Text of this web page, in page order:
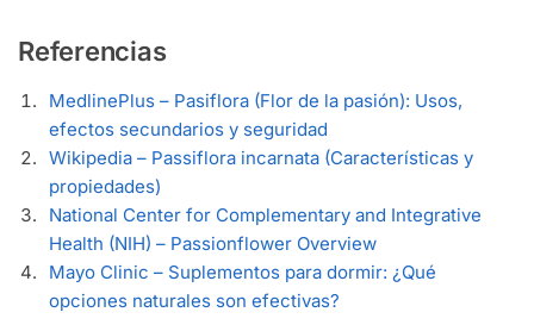
Referencias
MedlinePlus – Pasiflora (Flor de la pasión): Usos,
efectos secundarios y seguridad
Wikipedia – Passiflora incarnata (Características y
propiedades)
National Center for Complementary and Integrative
Health (NIH) – Passionflower Overview
Mayo Clinic – Suplementos para dormir: ¿Qué
opciones naturales son efectivas?